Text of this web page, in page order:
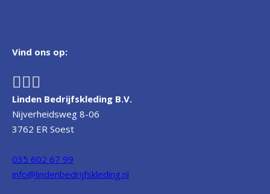
Vind ons op:
Linden Bedrijfskleding B.V.
Nijverheidsweg 8-06
3762 ER Soest
035 602 67 99
info@lindenbedrijfskleding.nl